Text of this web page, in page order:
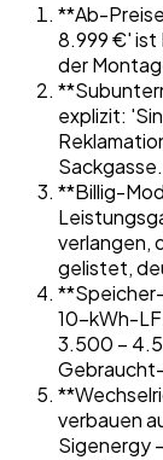
**Ab-
8.999 €' ist
der
explizit:
Sackgasse.
**Billig-
verlangen,
gelistet,
10-kWh-
3.500 –
verbauen
Sigenergy